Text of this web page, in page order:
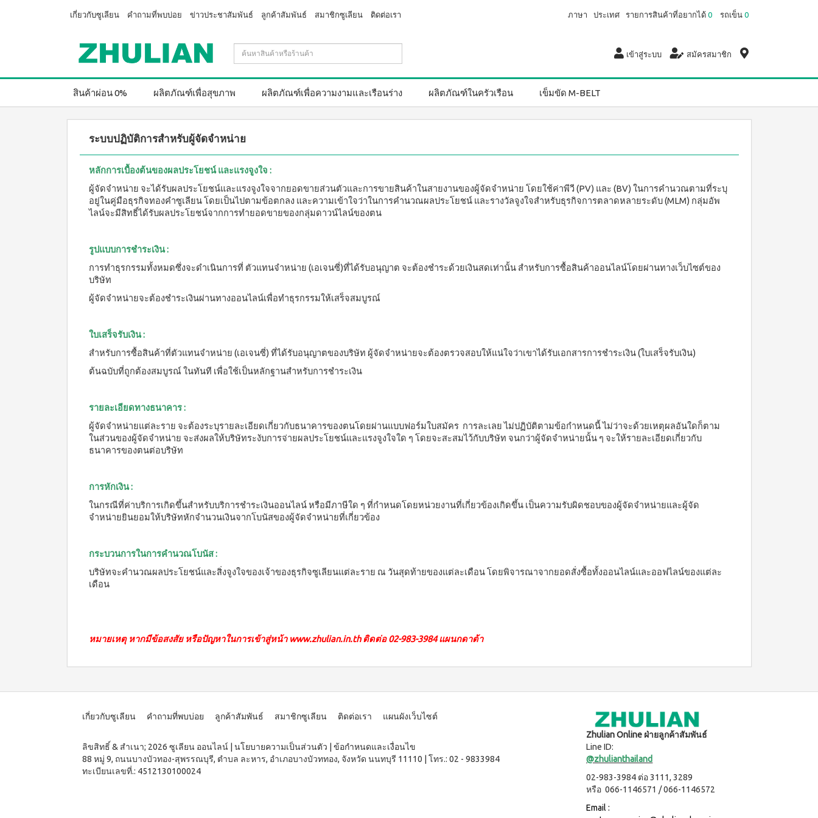
เกี่ยวกับซูเลียน คำถามที่พบบ่อย ข่าวประชาสัมพันธ์ ลูกค้าสัมพันธ์ สมาชิกซูเลียน ติดต่อเรา ภาษา ประเทศ รายการสินค้าที่อยากได้ 0 รถเข็น 0
เข้าสู่ระบบ สมัครสมาชิก
สินค้าผ่อน 0% ผลิตภัณฑ์เพื่อสุขภาพ ผลิตภัณฑ์เพื่อความงามและเรือนร่าง ผลิตภัณฑ์ในครัวเรือน เข็มขัด M-BELT
ระบบปฏิบัติการสำหรับผู้จัดจำหน่าย
หลักการเบื้องต้นของผลประโยชน์ และแรงจูงใจ :
ผู้จัดจำหน่าย จะได้รับผลประโยชน์และแรงจูงใจจากยอดขายส่วนตัวและการขายสินค้าในสายงานของผู้จัดจำหน่าย โดยใช้ค่าพีวี (PV) และ (BV) ในการคำนวณตามที่ระบุ
อยู่ในคู่มือธุรกิจทองคำซูเลียน โดยเป็นไปตามข้อตกลง และความเข้าใจว่าในการคำนวณผลประโยชน์ และรางวัลจูงใจสำหรับธุรกิจการตลาดหลายระดับ (MLM) กลุ่มอัพ
ไลน์จะมีสิทธิ์ได้รับผลประโยชน์จากการทำยอดขายของกลุ่มดาวน์ไลน์ของตน
รูปแบบการชำระเงิน :
การทำธุรกรรมทั้งหมดซึ่งจะดำเนินการที่ ตัวแทนจำหน่าย (เอเจนซี่)ที่ได้รับอนุญาต จะต้องชำระด้วยเงินสดเท่านั้น สำหรับการซื้อสินค้าออนไลน์โดยผ่านทางเว็บไซต์ของ
บริษัท
ผู้จัดจำหน่ายจะต้องชำระเงินผ่านทางออนไลน์เพื่อทำธุรกรรมให้เสร็จสมบูรณ์
ใบเสร็จรับเงิน :
สำหรับการซื้อสินค้าที่ตัวแทนจำหน่าย (เอเจนซี่) ที่ได้รับอนุญาตของบริษัท ผู้จัดจำหน่ายจะต้องตรวจสอบให้แน่ใจว่าเขาได้รับเอกสารการชำระเงิน (ใบเสร็จรับเงิน)
ต้นฉบับที่ถูกต้องสมบูรณ์ ในทันที เพื่อใช้เป็นหลักฐานสำหรับการชำระเงิน
รายละเอียดทางธนาคาร :
ผู้จัดจำหน่ายแต่ละราย จะต้องระบุรายละเอียดเกี่ยวกับธนาคารของตนโดยผ่านแบบฟอร์มใบสมัคร การละเลย ไม่ปฏิบัติตามข้อกำหนดนี้ ไม่ว่าจะด้วยเหตุผลอันใดก็ตาม
ในส่วนของผู้จัดจำหน่าย จะส่งผลให้บริษัทระงับการจ่ายผลประโยชน์และแรงจูงใจใด ๆ โดยจะสะสมไว้กับบริษัท จนกว่าผู้จัดจำหน่ายนั้น ๆ จะให้รายละเอียดเกี่ยวกับ
ธนาคารของตนต่อบริษัท
การหักเงิน :
ในกรณีที่ค่าบริการเกิดขึ้นสำหรับบริการชำระเงินออนไลน์ หรือมีภาษีใด ๆ ที่กำหนดโดยหน่วยงานที่เกี่ยวข้องเกิดขึ้น เป็นความรับผิดชอบของผู้จัดจำหน่ายและผู้จัด
จำหน่ายยินยอมให้บริษัทหักจำนวนเงินจากโบนัสของผู้จัดจำหน่ายที่เกี่ยวข้อง
กระบวนการในการคำนวณโบนัส :
บริษัทจะคำนวณผลประโยชน์และสิ่งจูงใจของเจ้าของธุรกิจซูเลียนแต่ละราย ณ วันสุดท้ายของแต่ละเดือน โดยพิจารณาจากยอดสั่งซื้อทั้งออนไลน์และออฟไลน์ของแต่ละ
เดือน
หมายเหตุ หากมีข้อสงสัย หรือปัญหาในการเข้าสู่หน้า www.zhulian.in.thติดต่อ 02-983-3984 แผนกดาต้า
เกี่ยวกับซูเลียน คำถามที่พบบ่อย ลูกค้าสัมพันธ์ สมาชิกซูเลียน ติดต่อเรา แผนผังเว็บไซต์
ลิขสิทธิ์ & สำเนา; 2026 ซูเลียน ออนไลน์| นโยบายความเป็นส่วนตัว
ข้อกำหนดและเงื่อนไข
88 หมู่ 9, ถนนบางบัวทอง-สุพรรณบุรี, ตำบล ละหาร, อำเภอบางบัวททอง, จังหวัด นนทบุรี 11110
โทร.: 02 - 9833984
ทะเบียนเลขที่.: 4512130100024
Zhulian Online ฝ่ายลูกค้าสัมพันธ์
Line ID:
@zhulianthailand
02-983-3984 ต่อ 3111, 3289
หรือ 066-1146571 / 066-1146572
Email :